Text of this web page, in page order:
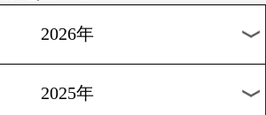
田中恒成がrsc大阪で防衛
ベント
[告知]2019.1.11